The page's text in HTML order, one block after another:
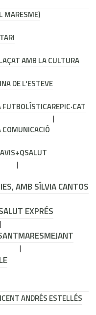
MARESME)
AMB LA CULTURA
DE L'ESTEVE
FUTBOLÍSTICAREPIC·CAT
COMUNICACIÓ
+QSALUT
AMB SÍLVIA CANTOS
EXPRÉS
MARESMEJANT
ANDRÉS ESTELLÉS